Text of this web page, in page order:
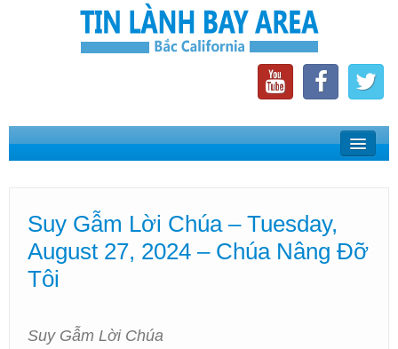
Home
Phát Thanh Tin Lành Bay Area
Các Hội Thánh Bắc California
Suy Gẫm Lời Chúa – Tuesday,
August 27, 2024 – Chúa Nâng Đỡ
Tôi
Suy Gẫm Lời Chúa